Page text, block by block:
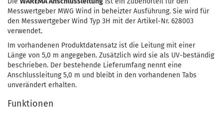
Messwertgeber MWG Wind in beheizter Ausführung. Sie wird für
den Messwertgeber Wind Typ 3H mit der Artikel-Nr. 628003
verwendet.
Im vorhandenen Produktdatensatz ist die Leitung mit einer
Länge von 5,0 m angegeben. Zusätzlich wird sie als UV-beständig
beschrieben. Der bestehende Lieferumfang nennt eine
Anschlussleitung 5,0 m und bleibt in den vorhandenen Tabs
unverändert erhalten.
Funktionen